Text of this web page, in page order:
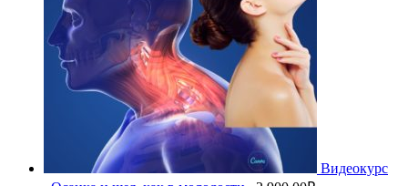
Видеокурс